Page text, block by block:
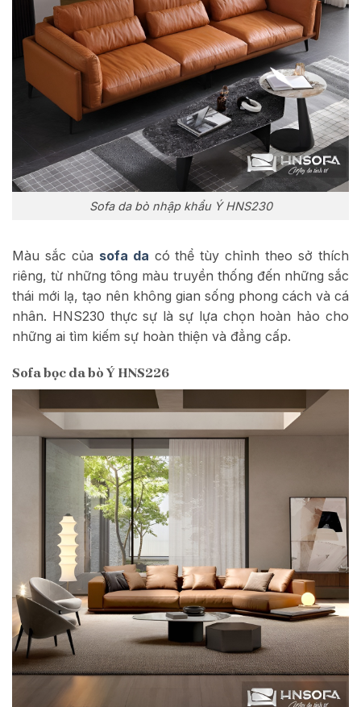
Sofa da bò nhập khẩu Ý HNS230
Màu sắc của sofa da có thể tùy chỉnh theo sở thích
riêng, từ những tông màu truyền thống đến những sắc
thái mới lạ, tạo nên không gian sống phong cách và cá
nhân. HNS230 thực sự là sự lựa chọn hoàn hảo cho
những ai tìm kiếm sự hoàn thiện và đẳng cấp.
Sofa bọc da bò Ý HNS226